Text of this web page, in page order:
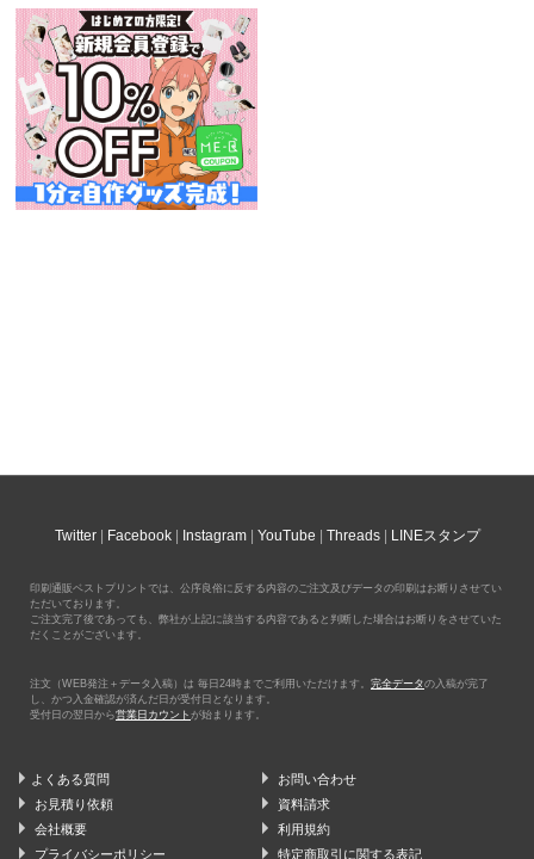
Twitter Facebook Instagram YouTube Threads LINEスタンプ
印刷通販ベストプリントでは、公序良俗に反する内容のご注文及びデータの印刷はお断りさせてい
ただいております。
ご注文完了後であっても、弊社が上記に該当する内容であると判断した場合はお断りをさせていた
だくことがございます。
注文（WEB発注＋データ入稿）は 毎日24時までご利用いただけます。 完全データの入稿が完了
し、かつ入金確認が済んだ日が受付日となります。
受付日の翌日から営業日カウント が始まります。
よくある質問
お問い合わせ
お見積り依頼
資料請求
会社概要
利用規約
プライバシーポリシー
特定商取引に関する表記